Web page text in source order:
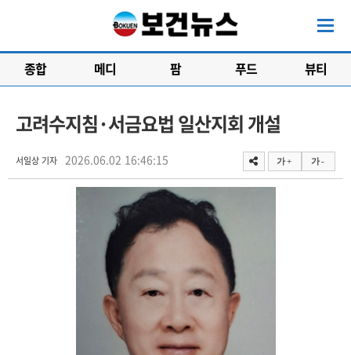
종합 메디 팜 푸드 뷰티
고려수지침·서금요법 일산지회 개설
서일상 기자 2026.06.02 16:46:15 가 + 가 -